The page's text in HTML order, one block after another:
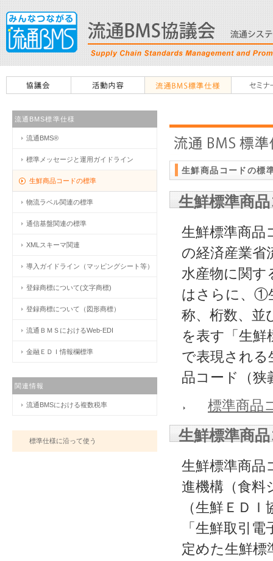
流通BMS標準仕様
流通BMS®
標準メッセージと運用ガイドライン
生鮮商品コードの標準
物流ラベル関連の標準
通信基盤関連の標準
XMLスキーマ関連
導入ガイドライン（マッピングシート等）
登録商標について(文字商標)
登録商標について（図形商標）
流通ＢＭＳにおけるWeb-EDI
金融ＥＤＩ情報欄標準
関連情報
流通BMSにおける複数税率
標準仕様に沿って使う
生鮮商品コードの標
生鮮標準商
生鮮標準商品
の経済産業省
水産物に関す
はさらに、①
称、桁数、並
を表す「生
で表現される
品コード（狭
標準商品
生鮮標準商
生鮮標準商品
進機構（食料
（生鮮ＥＤ
「生鮮取引
定めた生鮮標